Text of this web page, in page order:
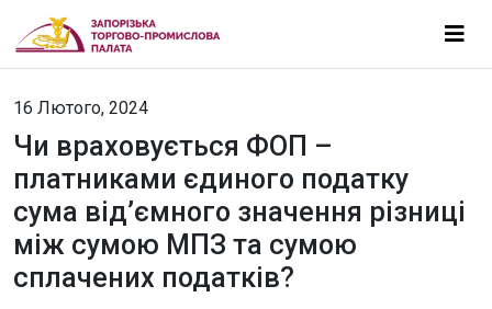
16 Лютого, 2024
Чи враховується ФОП –
платниками єдиного податку
сума від’ємного значення різниці
між сумою МПЗ та сумою
сплачених податків?